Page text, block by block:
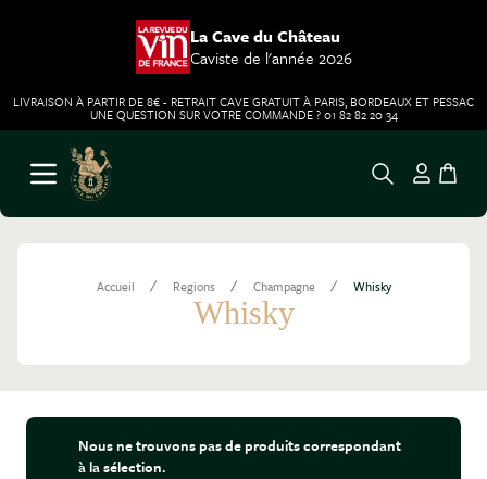
La Cave du Château
Caviste de l'année 2026
LIVRAISON À PARTIR DE 8€ - RETRAIT CAVE GRATUIT À PARIS, BORDEAUX ET PESSAC
UNE QUESTION SUR VOTRE COMMANDE ? 01 82 82 20 34
Aller au contenu
Ouvrir le menu
Accueil / Regions / Champagne / Whisky
Whisky
Nous ne trouvons pas de produits correspondant
à la sélection.